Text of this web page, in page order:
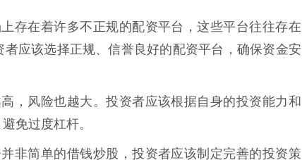
存在着许多不正规的配资平台，这些平台往往存在
应该选择正规、信誉良好的配资平台，确保资金安
，风险也越大。投资者应该根据自身的投资能力和
免过度杠杆。
非简单的借钱炒股，投资者应该制定完善的投资策